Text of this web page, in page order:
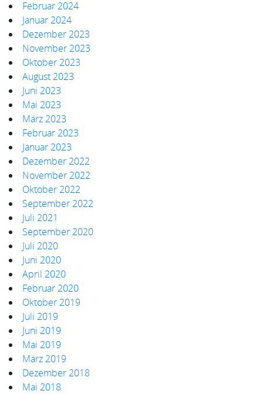
Februar 2024
Januar 2024
Dezember 2023
November 2023
Oktober 2023
August 2023
Juni 2023
Mai 2023
März 2023
Februar 2023
Januar 2023
Dezember 2022
November 2022
Oktober 2022
September 2022
Juli 2021
September 2020
Juli 2020
Juni 2020
April 2020
Februar 2020
Oktober 2019
Juli 2019
Juni 2019
Mai 2019
März 2019
Dezember 2018
Mai 2018